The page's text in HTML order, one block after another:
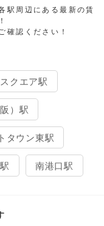
駅周辺にある最新の賃
確認ください！
クエア駅
）駅
タウン東駅
南港口駅